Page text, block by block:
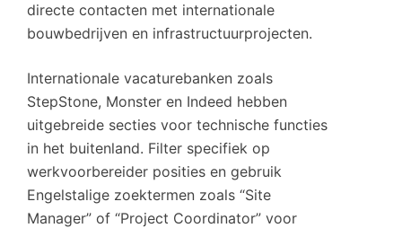
directe contacten met internationale
bouwbedrijven en infrastructuurprojecten.
Internationale vacaturebanken zoals
StepStone, Monster en Indeed hebben
uitgebreide secties voor technische functies
in het buitenland. Filter specifiek op
werkvoorbereider posities en gebruik
Engelstalige zoektermen zoals “Site
Manager” of “Project Coordinator” voor